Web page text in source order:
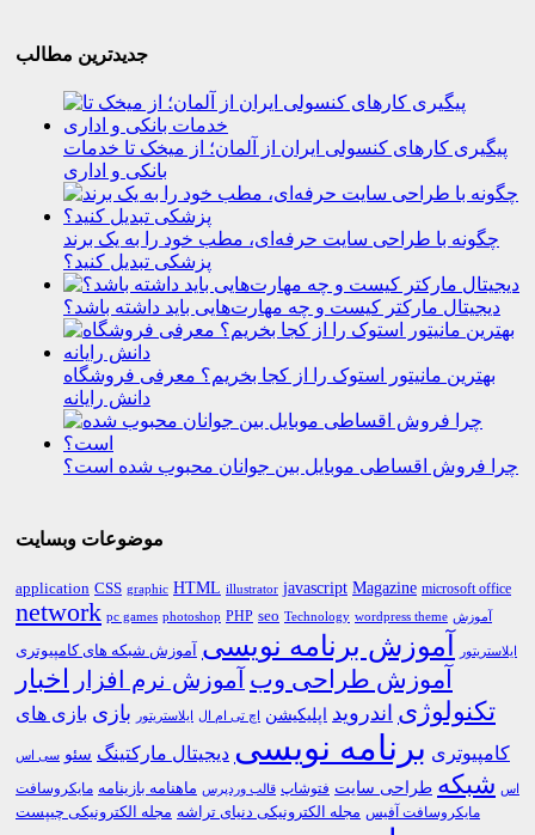
جدیدترین مطالب
پیگیری کارهای کنسولی ایران از آلمان؛ از میخک تا خدمات
بانکی و اداری
چگونه با طراحی سایت حرفه‌ای، مطب خود را به یک برند
پزشکی تبدیل کنید؟
دیجیتال مارکتر کیست و چه مهارت‌هایی باید داشته باشد؟
بهترین مانیتور استوک را از کجا بخریم؟ معرفی فروشگاه
دانش رایانه
چرا فروش اقساطی موبایل بین جوانان محبوب شده است؟
موضوعات وبسایت
application CSS graphic HTML illustrator javascript Magazine microsoft office
network pc games photoshop PHP seo Technology wordpress theme آموزش
ایلاستریتور آموزش برنامه نویسی آموزش شبکه های کامپیوتری
آموزش طراحی وب آموزش نرم افزار اخبار
تکنولوژی اندروید اپلیکیشن اچ تی ام ال ایلاستریتور بازی بازی های
کامپیوتری برنامه نویسی دیجیتال مارکتینگ سئو سی اس
اس شبکه طراحی سایت فتوشاپ قالب وردپرس ماهنامه بازینامه مایکروسافت
مایکروسافت آفیس مجله الکترونیکی دنیای تراشه مجله الکترونیکی چیپست